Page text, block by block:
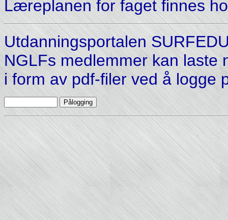
Læreplanen for faget finnes
Utdanningsportalen
NGLFs medlemmer kan laste
i form av pdf-filer ved å logge